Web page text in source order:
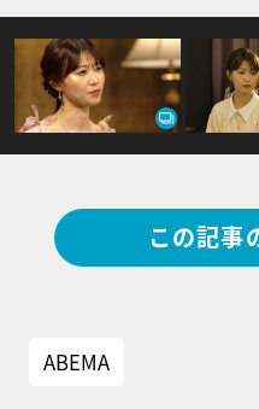
この記事
ABEMA